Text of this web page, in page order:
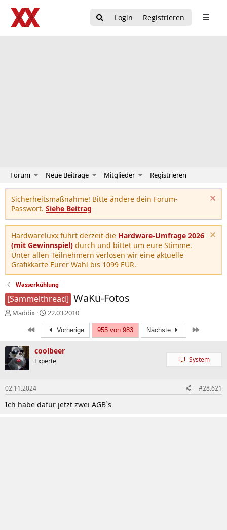
Login Registrieren
Forum Neue Beiträge Mitglieder Registrieren
Sicherheitsmaßnahme! Bitte ändere dein Forum-
Passwort. Siehe Beitrag
Hardwareluxx führt derzeit die Hardware-Umfrage 2026
(mit Gewinnspiel) durch und bittet um eure Stimme.
Unter allen Teilnehmern verlosen wir eine aktuelle
Grafikkarte Eurer Wahl bis 1099 EUR.
Wasserkühlung
[Sammelthread] WaKü-Fotos
E
e
l
l
Maddix
E
r
s
t
e
l
m
22.03.2010
Erste Vorherige 955 von 983 Nächste
coolbeer
Experte System
02.11.2024 #28.621
Ich habe dafür jetzt zwei AGB`s